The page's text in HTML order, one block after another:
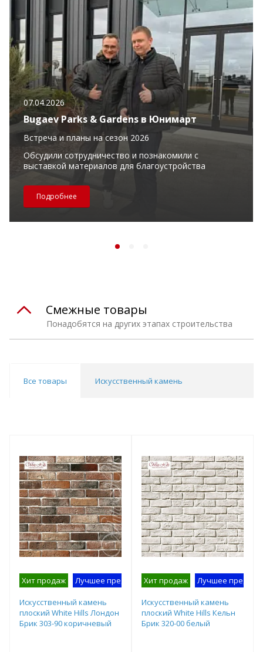
07.04.2026
Bugaev Parks & Gardens в Юнимарт
Встреча и планы на сезон 2026
Обсудили сотрудничество и познакомили с
выставкой материалов для благоустройства
Подробнее
Понадобятся на других этапах строительства
Смежные товары
Все товары Искусственный камень
Хит продаж Лучшее предложение Образец на экспозиции
Искусственный камень
плоский White Hills Лондон
Брик 303-90 коричневый
Хит продаж Лучшее
Искусственный камень
плоский White Hills Кельн
Брик 320-00 белый